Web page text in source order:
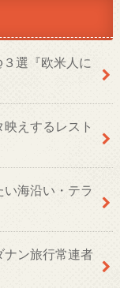
選『欧米人に
えするレスト
海沿い・テラ
ナン旅行常連者